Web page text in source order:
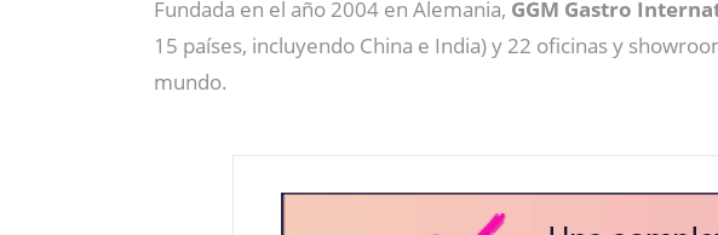
Fundada en el año 2004 en Alemania, GGM Gastro
15 países, incluyendo China e India) y 22 oficinas y
mundo.